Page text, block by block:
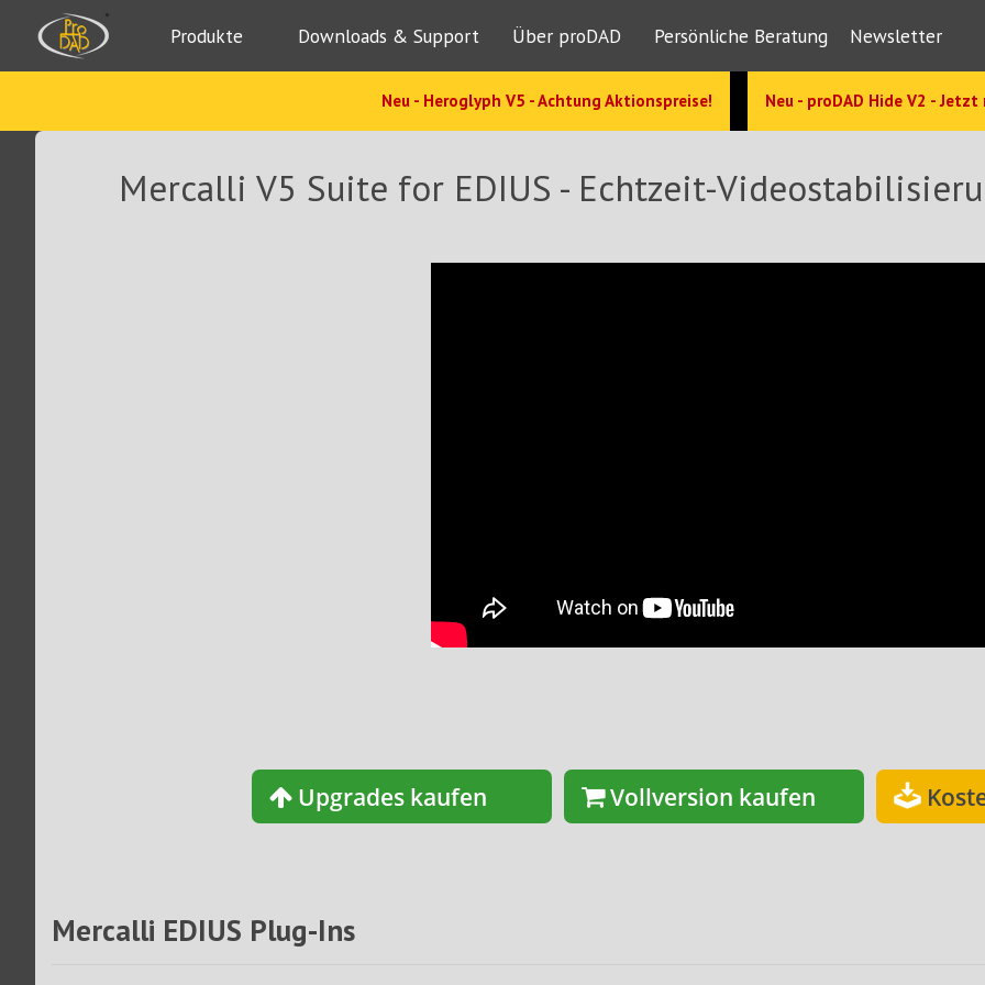
Produkte Downloads & Support Über proDAD Persönliche Beratung Newsletter
Neu - Heroglyph V5 - Achtung Aktionspreise! Neu - proDAD Hide V2 -
Mercalli V5 Suite for EDIUS - Echtzeit-
Upgrades kaufen Vollversion kaufen
Mercalli EDIUS Plug-Ins